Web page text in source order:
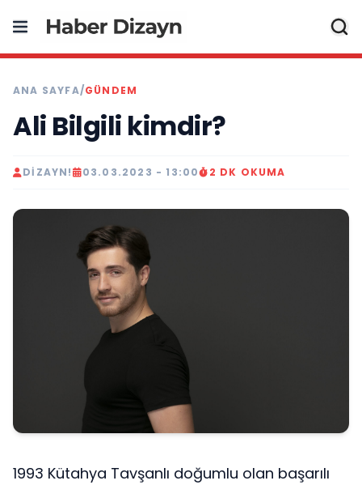
ANA SAYFA/GÜNDEM
Ali Bilgili kimdir?
DIZAYN! 03.03.2023 - 13:00 2 DK OKUMA
1993 Kütahya Tavşanlı doğumlu olan başarılı